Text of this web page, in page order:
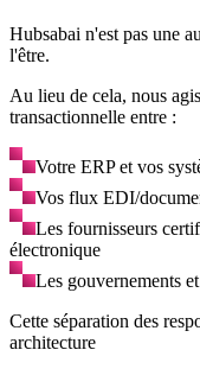
Hubsabai n'est pas une
l'être.
Au lieu de cela, nous
transactionnelle entre :
Votre ERP et vos
Vos flux EDI/
Les fournisseurs
électronique
Les gouvernements
Cette séparation des
architecture